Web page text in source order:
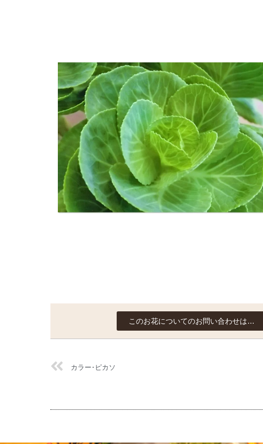
このお花についてのお問い合わせは…
カラー･ピカソ